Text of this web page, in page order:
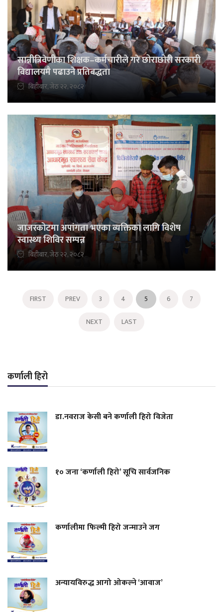
सान्नीत्रिवेणीका शिक्षक–कर्मचारीले गरे छोराछोरी सरकारी
विद्यालयमै पढाउने प्रतिबद्धता
बिहीबार, जेठ २२, २०८२
जाजरकोटमा अपांगता भएका व्यक्तिका लागि विशेष
स्वास्थ्य शिविर सम्पन्न
बिहीबार, जेठ २२, २०८२
FIRST PREV 3 4 5 6
7
NEXT
LAST
कर्णाली हिरो
डा.नवराज केसी बने कर्णाली हिरो विजेता
१० जना ‘कर्णाली हिरो’ सूचि सार्वजनिक
कर्णालीमा फिल्मी हिरो जन्माउने जग
अन्यायविरुद्ध आगो ओकल्ने ‘आवाज’